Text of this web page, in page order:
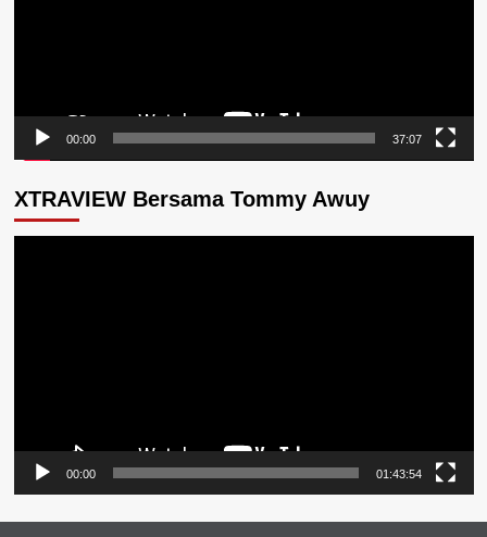
00:00 37:07
XTRAVIEW Bersama Tommy Awuy
00:00 01:43:54